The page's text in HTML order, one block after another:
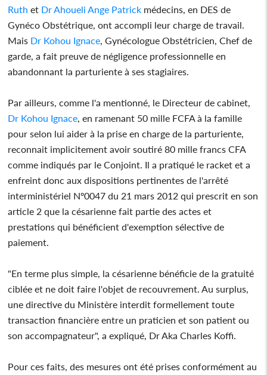
Ruth et Dr Ahoueli Ange Patrick médecins, en DES de
Gynéco Obstétrique, ont accompli leur charge de travail.
Mais Dr Kohou Ignace, Gynécologue Obstétricien, Chef de
garde, a fait preuve de négligence professionnelle en
abandonnant la parturiente à ses stagiaires.
Par ailleurs, comme l'a mentionné, le Directeur de cabinet,
Dr Kohou Ignace, en ramenant 50 mille FCFA à la famille
pour selon lui aider à la prise en charge de la parturiente,
reconnait implicitement avoir soutiré 80 mille francs CFA
comme indiqués par le Conjoint. Il a pratiqué le racket et a
enfreint donc aux dispositions pertinentes de l'arrêté
interministériel Nº0047 du 21 mars 2012 qui prescrit en son
article 2 que la césarienne fait partie des actes et
prestations qui bénéficient d'exemption sélective de
paiement.
"En terme plus simple, la césarienne bénéficie de la gratuité
ciblée et ne doit faire l'objet de recouvrement. Au surplus,
une directive du Ministère interdit formellement toute
transaction financière entre un praticien et son patient ou
son accompagnateur", a expliqué, Dr Aka Charles Koffi.
Pour ces faits, des mesures ont été prises conformément au